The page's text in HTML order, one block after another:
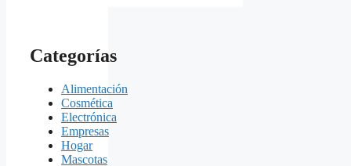
Categorías
Alimentación
Cosmética
Electrónica
Empresas
Hogar
Mascotas